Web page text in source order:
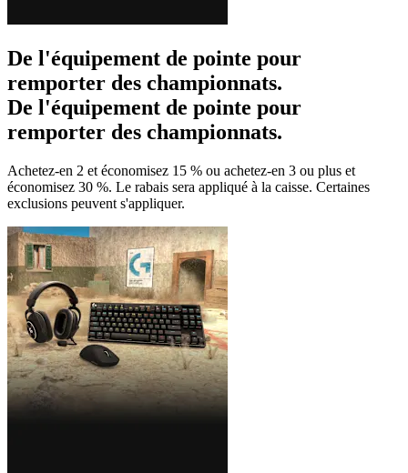
De l'équipement de pointe pour
remporter des championnats.
De l'équipement de pointe pour
remporter des championnats.
Achetez-en 2 et économisez 15 % ou achetez-en 3 ou plus et
économisez 30 %. Le rabais sera appliqué à la caisse. Certaines
exclusions peuvent s'appliquer.